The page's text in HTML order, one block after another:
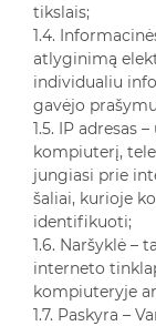
tikslais;
1.4.
atlyginimą
individualiu
gavėjo
1.5. IP adresas
kompiuterį,
jungiasi prie
šaliai, kurioje
identifikuoti;
1.6. Naršyklė –
interneto
kompiuteryje
1.7. Paskyra –